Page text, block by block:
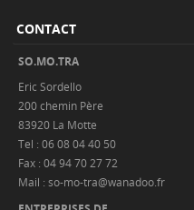
CONTACT
SO.MO.TRA
Eric Sordello
200 chemin Père
83920 La Motte
Tel : 06 08 04 40 50
Fax : 04 94 70 27 72
Mail : so-mo-tra@wanadoo.fr